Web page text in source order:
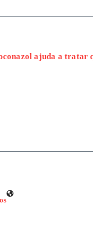
ajuda a tratar